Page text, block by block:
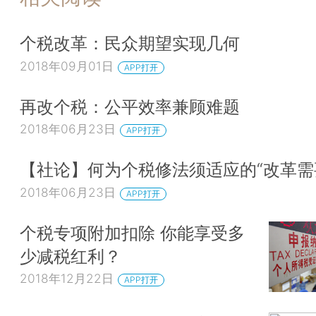
个税改革：民众期望实现几何
2018年09月01日 APP打开
再改个税：公平效率兼顾难题
2018年06月23日 APP打开
【社论】何为个税修法须适应的“改革
2018年06月23日 APP打开
个税专项附加扣除 你能享受多
少减税红利？
2018年12月22日 APP打开